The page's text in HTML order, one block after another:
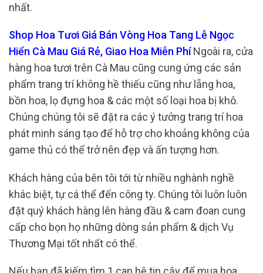
nhất.
Shop Hoa Tươi Giá Bán Vòng Hoa Tang Lễ Ngọc
Hiển Cà Mau Giá Rẻ, Giao Hoa Miễn PhíNgoài ra, cửa
hàng hoa tươi trên Cà Mau cũng cung ứng các sản
phẩm trang trí không hề thiếu cũng như lẵng hoa,
bồn hoa, lọ đựng hoa & các một số loại hoa bị khô.
Chúng chúng tôi sẽ đặt ra các ý tưởng trang trí hoa
phát minh sáng tạo để hỗ trợ cho khoảng không của
game thủ có thể trở nên đẹp và ấn tượng hơn.
Khách hàng của bên tôi tới từ nhiều nghành nghề
khác biệt, tự cá thể đến công ty. Chúng tôi luôn luôn
đặt quý khách hàng lên hàng đầu & cam đoan cung
cấp cho bọn họ những dòng sản phẩm & dịch Vụ
Thương Mại tốt nhất có thể.